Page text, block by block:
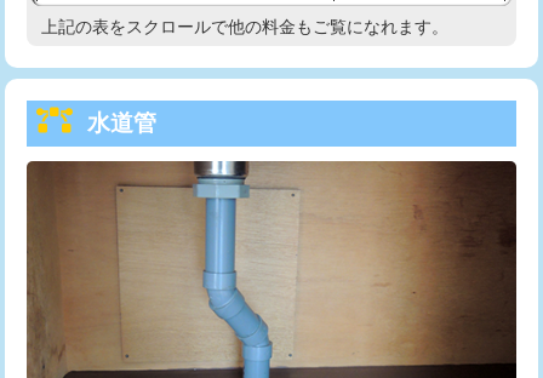
給水管工事※（塩ビ管（VP・HI）使
+8,800円
給水管工事※（ライニング鋼管・銅
管・ポリ管・HT管使用/3ｍまで)
給水管工事※（ライニング鋼管・銅
管・ポリ管・HT管使用/3ｍ超え)
排水管工事（土の掘削・埋め戻し作
11,000円~
排水管工事（排水管工事/3ｍまで） 55,000円
高度高圧洗浄換 現地調査
トーラー機使用/3mまで
追加トーラー機使用/3m超え
33,000円
8,800円
止水・漏水調査・防水処理・清掃・修
理・調整・分解・加工など（軽作業）
11,000円
上記の表をスクロールで他の料金もご覧になれます。
水道管